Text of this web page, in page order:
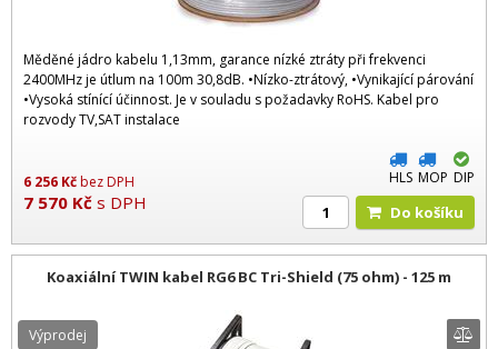
Měděné jádro kabelu 1,13mm, garance nízké ztráty při frekvenci
2400MHz je útlum na 100m 30,8dB. •Nízko-ztrátový, •Vynikající párování
•Vysoká stínící účinnost. Je v souladu s požadavky RoHS. Kabel pro
rozvody TV,SAT instalace
6 256 Kčbez DPH
7 570 Kč s DPH
HLS MOP DIP
Do košíku
Koaxiální TWIN kabel RG6 BC Tri-Shield (75 ohm) - 125 m
Výprodej